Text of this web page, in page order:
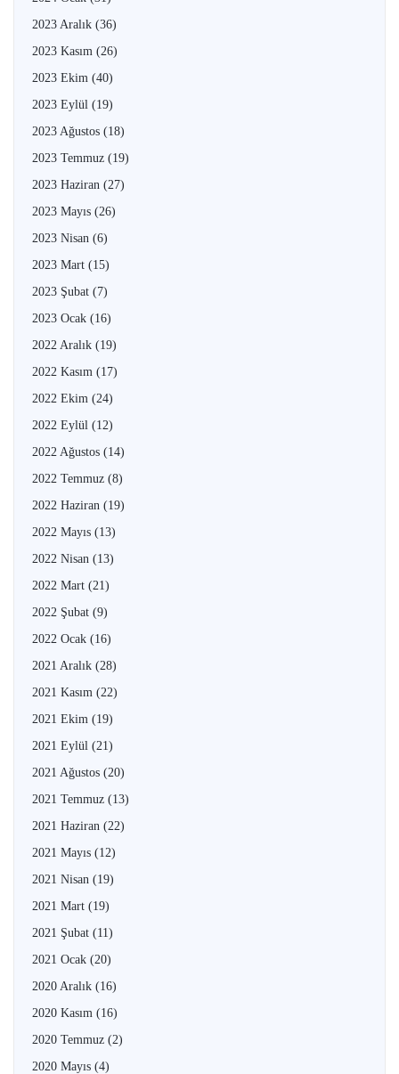
2023 Aralık (36)
2023 Kasım (26)
2023 Ekim (40)
2023 Eylül (19)
2023 Ağustos (18)
2023 Temmuz (19)
2023 Haziran (27)
2023 Mayıs (26)
2023 Nisan (6)
2023 Mart (15)
2023 Şubat (7)
2023 Ocak (16)
2022 Aralık (19)
2022 Kasım (17)
2022 Ekim (24)
2022 Eylül (12)
2022 Ağustos (14)
2022 Temmuz (8)
2022 Haziran (19)
2022 Mayıs (13)
2022 Nisan (13)
2022 Mart (21)
2022 Şubat (9)
2022 Ocak (16)
2021 Aralık (28)
2021 Kasım (22)
2021 Ekim (19)
2021 Eylül (21)
2021 Ağustos (20)
2021 Temmuz (13)
2021 Haziran (22)
2021 Mayıs (12)
2021 Nisan (19)
2021 Mart (19)
2021 Şubat (11)
2021 Ocak (20)
2020 Aralık (16)
2020 Kasım (16)
2020 Temmuz (2)
2020 Mayıs (4)